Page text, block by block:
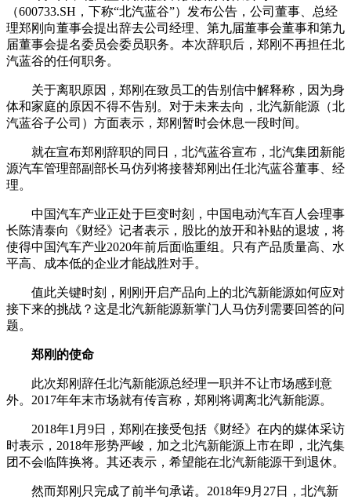
（600733.SH，下称“北汽蓝谷”）发布公告，公司董事、总经
理郑刚向董事会提出辞去公司经理、第九届董事会董事和第九
届董事会提名委员会委员职务。本次辞职后，郑刚不再担任北
汽蓝谷的任何职务。
关于离职原因，郑刚在致员工的告别信中解释称，因为身
体和家庭的原因不得不告别。对于未来去向，北汽新能源（北
汽蓝谷子公司）方面表示，郑刚暂时会休息一段时间。
就在宣布郑刚辞职的同日，北汽蓝谷宣布，北汽集团新能
源汽车管理部副部长马仿列将接替郑刚出任北汽蓝谷董事、经
理。
中国汽车产业正处于巨变时刻，中国电动汽车百人会理事
长陈清泰向《财经》记者表示，股比的放开和补贴的退坡，将
使得中国汽车产业2020年前后面临重组。只有产品质量高、水
平高、成本低的企业才能战胜对手。
值此关键时刻，刚刚开启产品向上的北汽新能源如何应对
接下来的挑战？这是北汽新能源新掌门人马仿列需要回答的问
题。
郑刚的使命
此次郑刚辞任北汽新能源总经理一职并不让市场感到意
外。2017年年末市场就有传言称，郑刚将调离北汽新能源。
2018年1月9日，郑刚在接受包括《财经》在内的媒体采访
时表示，2018年形势严峻，加之北汽新能源上市在即，北汽集
团不会临阵换将。其还表示，希望能在北汽新能源干到退休。
然而郑刚只完成了前半句承诺。2018年9月27日，北汽新